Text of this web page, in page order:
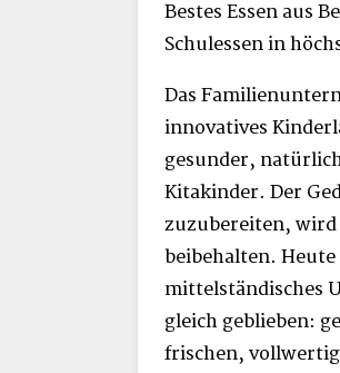
Bestes Essen aus
Schulessen in
Das
innovatives
gesunder,
Kitakinder. Der
zuzubereiten,
beibehalten.
mittelständisches
gleich geblieben:
frischen,